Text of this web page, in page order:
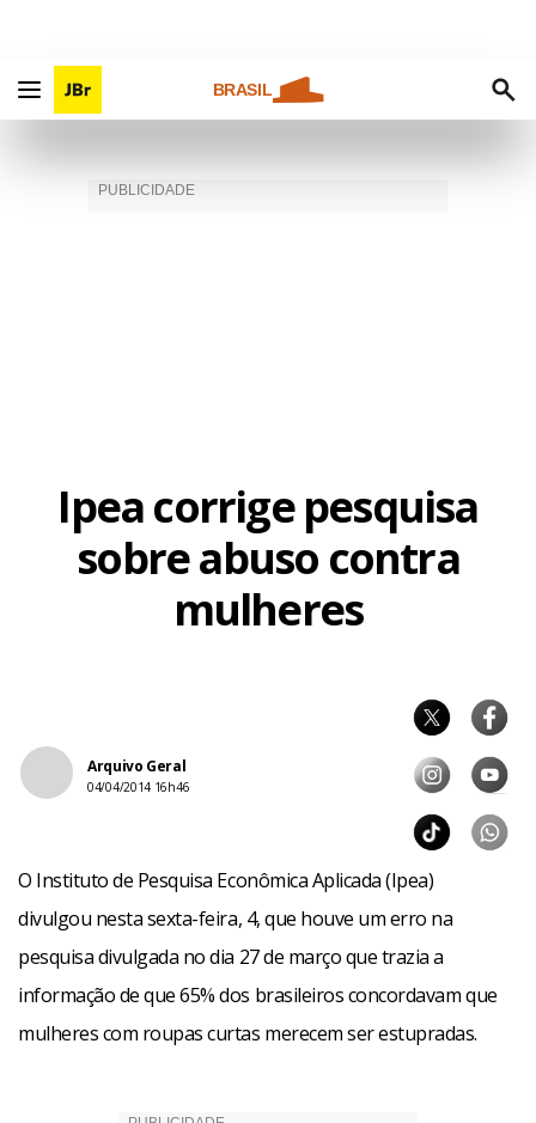
BRASIL
Ipea corrige pesquisa
sobre abuso contra
mulheres
Arquivo Geral
04/04/2014 16h46
O Instituto de Pesquisa Econômica Aplicada (Ipea)
divulgou nesta sexta-feira, 4, que houve um erro na
pesquisa divulgada no dia 27 de março que trazia a
informação de que 65% dos brasileiros concordavam que
mulheres com roupas curtas merecem ser estupradas.